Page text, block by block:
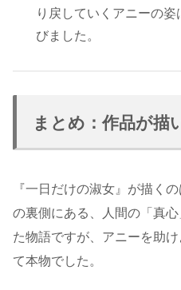
り戻していくアニーの
びました。
まとめ：作品が描
『一日だけの淑女』が描く
の裏側にある、人間の「真
た物語ですが、アニーを助
て本物でした。